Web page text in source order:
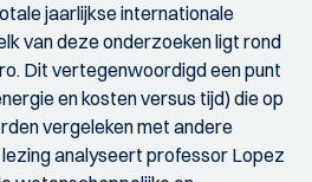
jaarlijkse internationale
van deze onderzoeken ligt rond
Dit vertegenwoordigd een punt
en kosten versus tijd) die op
vergeleken met andere
analyseert professor Lopez